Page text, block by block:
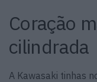
Coração
cilindrada
A Kawasaki tinhas